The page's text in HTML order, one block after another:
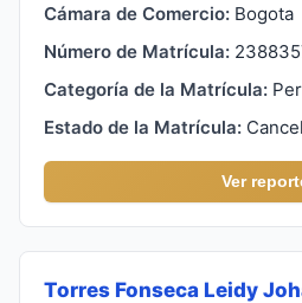
Cámara de Comercio: Bogota
Número de Matrícula:
Categoría de la Matrícula:
Estado de la Matrícula:
Ver
Torres Fonseca Leidy